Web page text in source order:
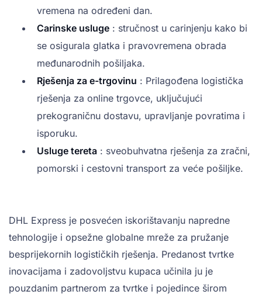
vremena na određeni dan.
Carinske usluge : stručnost u carinjenju kako bi
se osigurala glatka i pravovremena obrada
međunarodnih pošiljaka.
Rješenja za e-trgovinu : Prilagođena logistička
rješenja za online trgovce, uključujući
prekograničnu dostavu, upravljanje povratima i
isporuku.
Usluge tereta : sveobuhvatna rješenja za zračni,
pomorski i cestovni transport za veće pošiljke.
DHL Express je posvećen iskorištavanju napredne
tehnologije i opsežne globalne mreže za pružanje
besprijekornih logističkih rješenja. Predanost tvrtke
inovacijama i zadovoljstvu kupaca učinila ju je
pouzdanim partnerom za tvrtke i pojedince širom